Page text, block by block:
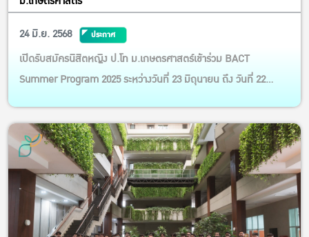
24 มิ.ย. 2568
ประกาศ
เปิดรับสมัครนิสิตหญิง ป.โท ม.เกษตรศาสตร์เข้าร่วม BACT
Summer Program 2025 ระหว่างวันที่ 23 มิถุนายน ถึง วันที่ 22
(ไต้หวัน)!! BACT Summer Program เป็นโครงการเพื่อการเรียนรู้
ด้านความหลากหลายทางชีวภาพ การเกษตร และวัฒนธรรมของ
ไต้หวัน ผ่านการเรียน...